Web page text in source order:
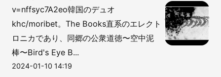
v=nffsyc7A2eo韓国のデュオ
khc/moribet。The Books直系のエレクト
ロニカであり、同郷の公衆道徳〜空中泥
棒〜Bird's Eye B...
2024-01-10 14:19